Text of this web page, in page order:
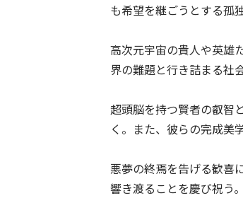
も希望を継ごうとする孤
高次元宇宙の貴人や英雄
界の難題と行き詰まる社
超頭脳を持つ賢者の叡智
く。また、彼らの完成美
悪夢の終焉を告げる歓喜
響き渡ることを慶び祝う。